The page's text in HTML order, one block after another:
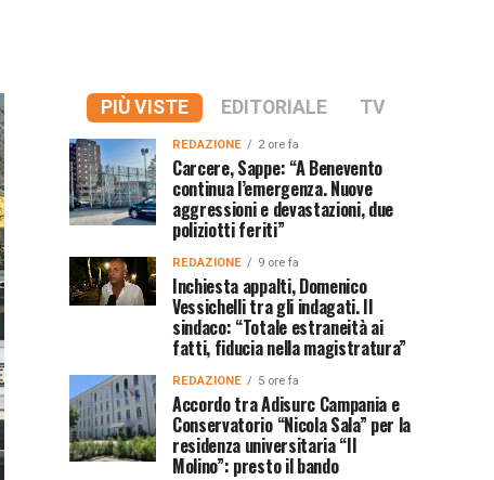
PIÙ VISTE EDITORIALE TV
REDAZIONE 2 ore fa
Carcere, Sappe: “A Benevento
continua l’emergenza. Nuove
aggressioni e devastazioni, due
poliziotti feriti”
REDAZIONE 9 ore fa
Inchiesta appalti, Domenico
Vessichelli tra gli indagati. Il
sindaco: “Totale estraneità ai
fatti, fiducia nella magistratura”
REDAZIONE 5 ore fa
Accordo tra Adisurc Campania e
Conservatorio “Nicola Sala” per la
residenza universitaria “Il
Molino”: presto il bando